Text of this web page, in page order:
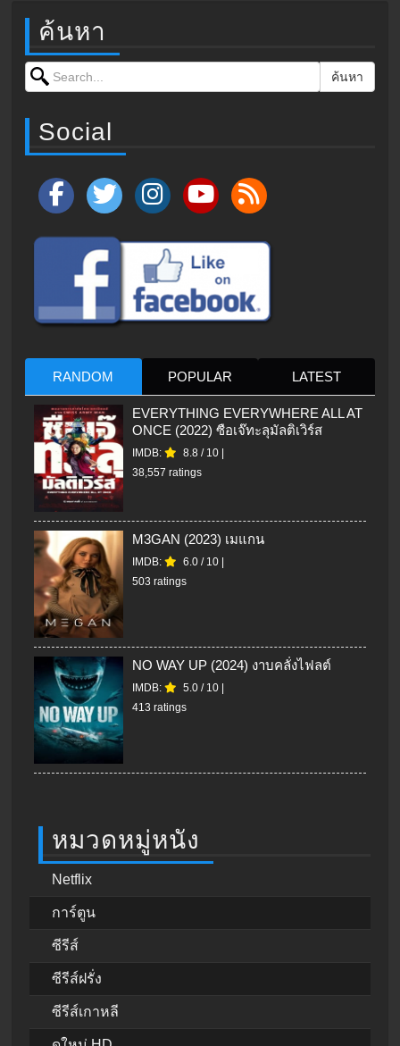
ค้นหา
Search for: ค้นหา
Social
RANDOM POPULAR LATEST
EVERYTHING EVERYWHERE ALL AT
ONCE (2022) ซือเจ๊ทะลุมัลติเวิร์ส
IMDB: 8.8 / 10 |
38,557 ratings
M3GAN (2023) เมแกน
IMDB: 6.0 / 10 |
503 ratings
NO WAY UP (2024) งาบคลั่งไฟลต์
IMDB: 5.0 / 10 |
413 ratings
หมวดหมู่หนัง
Netflix
การ์ตูน
ซีรีส์
ซีรีส์ฝรั่ง
ซีรีส์เกาหลี